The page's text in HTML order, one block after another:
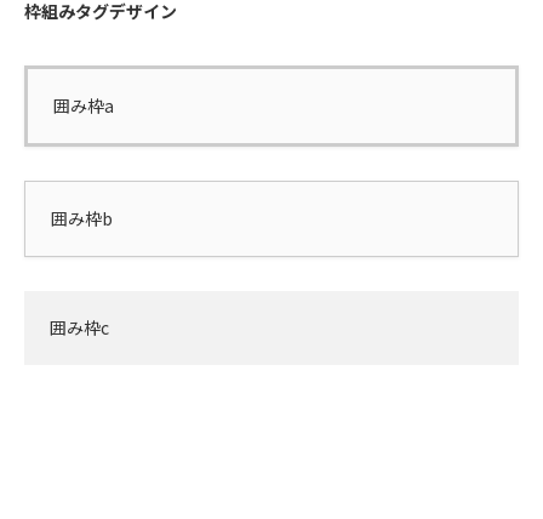
枠組みタグデザイン
囲み枠a
囲み枠b
囲み枠c